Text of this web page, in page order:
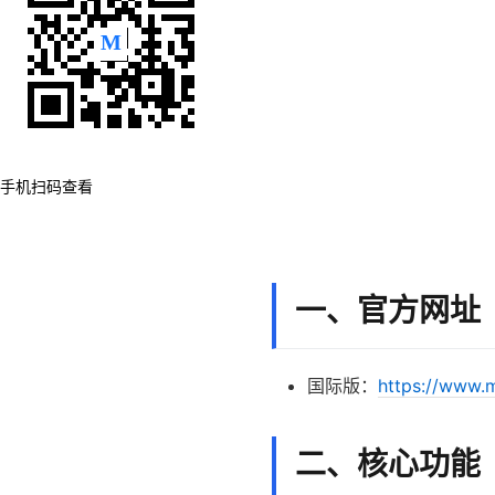
手机扫码查看
一、官方网址
国际版： https://
二、核心功能